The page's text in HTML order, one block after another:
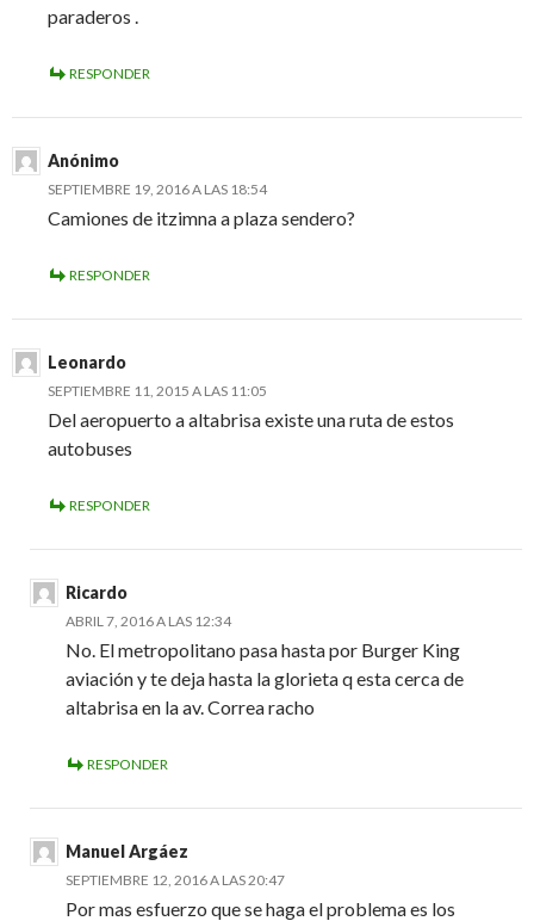
paraderos .
RESPONDER
Anónimo
SEPTIEMBRE 19, 2016 A LAS 18:54
Camiones de itzimna a plaza sendero?
RESPONDER
Leonardo
SEPTIEMBRE 11, 2015 A LAS 11:05
Del aeropuerto a altabrisa existe una ruta de estos
autobuses
RESPONDER
Ricardo
ABRIL 7, 2016 A LAS 12:34
No. El metropolitano pasa hasta por Burger King
aviación y te deja hasta la glorieta q esta cerca de
altabrisa en la av. Correa racho
RESPONDER
Manuel Argáez
SEPTIEMBRE 12, 2016 A LAS 20:47
Por mas esfuerzo que se haga el problema es los